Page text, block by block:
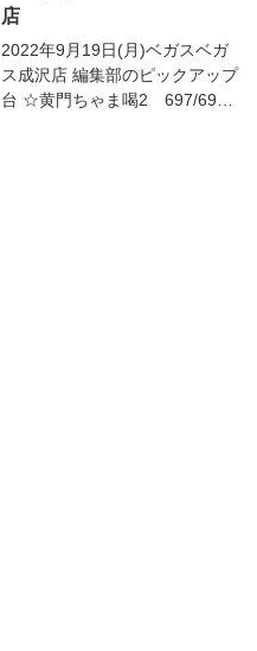
店
2022年9月19日(月)ベガスベガ
ス成沢店 編集部のピックアップ
台 ☆黄門ちゃま喝2 697/698